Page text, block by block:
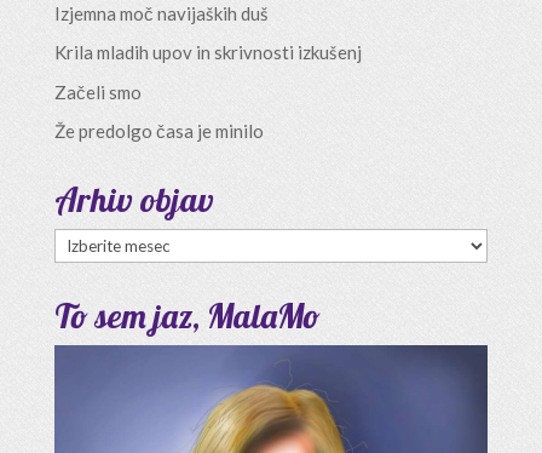
Izjemna moč navijaških duš
Krila mladih upov in skrivnosti izkušenj
Začeli smo
Že predolgo časa je minilo
Arhiv objav
Arhiv
To sem jaz, MalaMo